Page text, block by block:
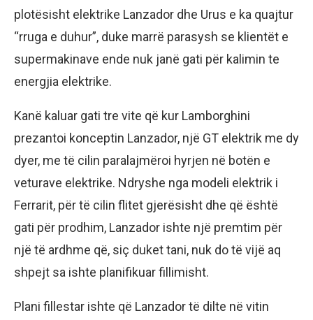
plotësisht elektrike Lanzador dhe Urus e ka quajtur
“rruga e duhur”, duke marrë parasysh se klientët e
supermakinave ende nuk janë gati për kalimin te
energjia elektrike.
Kanë kaluar gati tre vite që kur Lamborghini
prezantoi konceptin Lanzador, një GT elektrik me dy
dyer, me të cilin paralajmëroi hyrjen në botën e
veturave elektrike. Ndryshe nga modeli elektrik i
Ferrarit, për të cilin flitet gjerësisht dhe që është
gati për prodhim, Lanzador ishte një premtim për
një të ardhme që, siç duket tani, nuk do të vijë aq
shpejt sa ishte planifikuar fillimisht.
Plani fillestar ishte që Lanzador të dilte në vitin